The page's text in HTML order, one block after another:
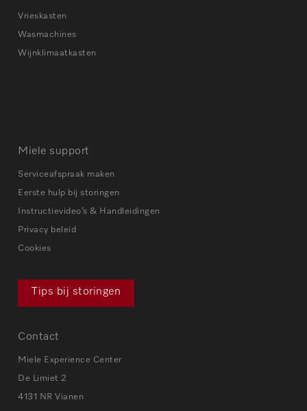
Vrieskasten
Wasmachines
Wijnklimaatkasten
Miele support
Serviceafspraak maken
Eerste hulp bij storingen
Instructievideo’s & Handleidingen
Privacy beleid
Cookies
Tips bij storingen
Contact
Miele Experience Center
De Limiet 2
4131 NR Vianen